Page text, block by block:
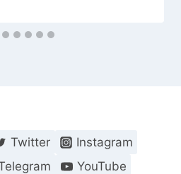
Twitter
Instagram
YouTube